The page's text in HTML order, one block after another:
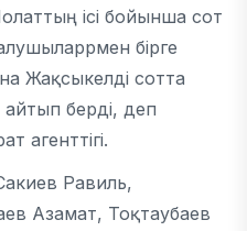
ісі бойынша сот
бірге
Жақсыкелді сотта
берді, деп
агенттігі.
Равиль,
Азамат, Тоқтаубаев